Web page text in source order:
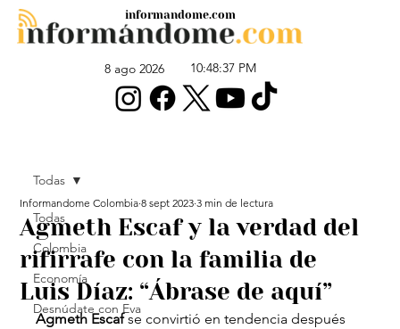
8 ago 2026 10:48:37 PM
informandome.com
Todas
Colombia
Economía
Desnúdate con Eva
Todas
Agmeth Escaf y la verdad del
rifirrafe con la familia de
Luis Díaz: “Ábrase de aquí”
Informandome Colombia 8 sept 2023 3 min de lectura
Agmeth Escaf se convirtió en tendencia después